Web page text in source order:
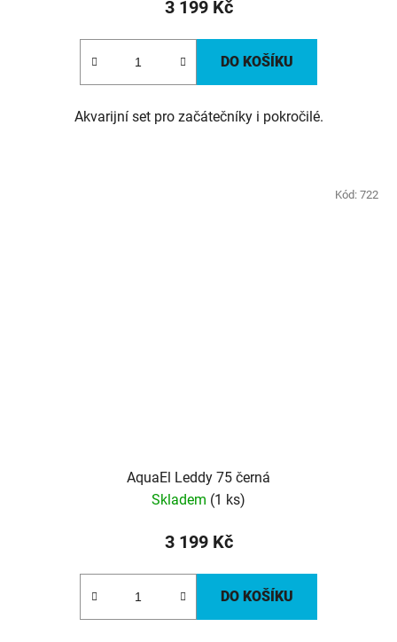
3 199 Kč
DO KOŠÍKU
Akvarijní set pro začátečníky i pokročilé.
AquaEl Leddy 75 černá
Skladem (1 ks)
3 199 Kč
DO KOŠÍKU
Kód: 722